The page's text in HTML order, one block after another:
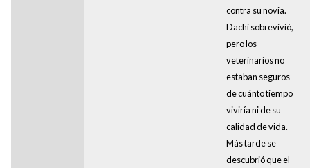
contra su novia.
Dachi sobrevivió,
pero los
veterinarios no
estaban seguros
de cuánto tiempo
viviría ni de su
calidad de vida.
Más tarde se
descubrió que el